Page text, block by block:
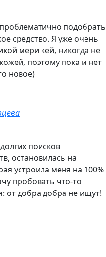
подобрать
средство. Я уже очень
мери кей, никогда не
поэтому пока и нет
новое)
поисков
остановилась на
устроила меня на 100%
пробовать что-то
от добра добра не ищут!